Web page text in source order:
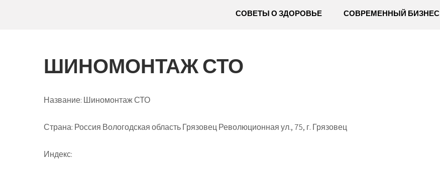
СОВЕТЫ О ЗДОРОВЬЕ СОВРЕМЕННЫЙ БИЗНЕС
ШИНОМОНТАЖ СТО
Название: Шиномонтаж СТО
Страна: Россия Вологодская область Грязовец Революционная ул., 75, г. Грязовец
Индекс: